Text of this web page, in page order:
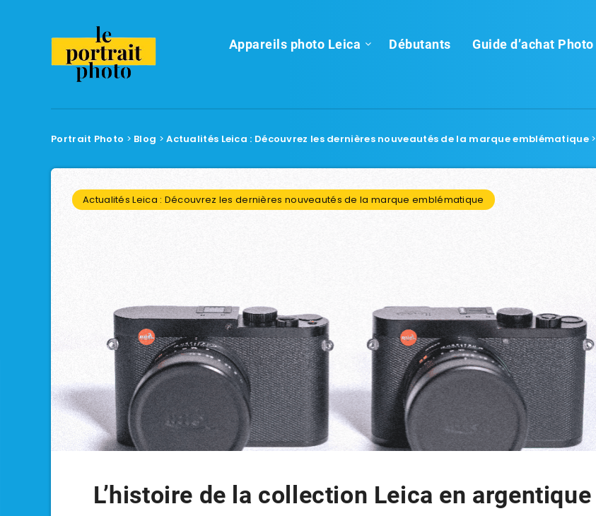
Appareils photo Leica Débutants Guide d’achat Photo
Portrait Photo > Blog >Actualités Leica : Découvrez les dernières nouveautés de la marque emblématique>
Actualités Leica : Découvrez les dernières nouveautés de la marque emblématique
L’histoire de la collection Leica en argentique